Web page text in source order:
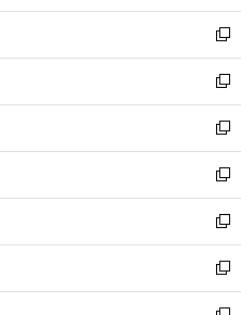
開
く
ウ
で
開
く
ン
ド
ウ
で
開
く
ウ
ィ
ン
ド
ウ
で
開
く
新
し
い
ウ
ィ
ン
ド
ウ
で
開
く
新
し
い
ウ
ィ
ン
ド
ウ
で
開
新
し
い
ウ
ィ
ン
ド
ウ
新
し
い
ウ
ィ
ン
新
し
い
ウ
新
し